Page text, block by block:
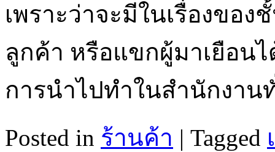
เพราะว่าจะมีในเรื่องขอ
ลูกค้า หรือแขกผู้มาเยือน
การนำไปทำในสำนักงา
Posted in ร้านค้า | Tagged